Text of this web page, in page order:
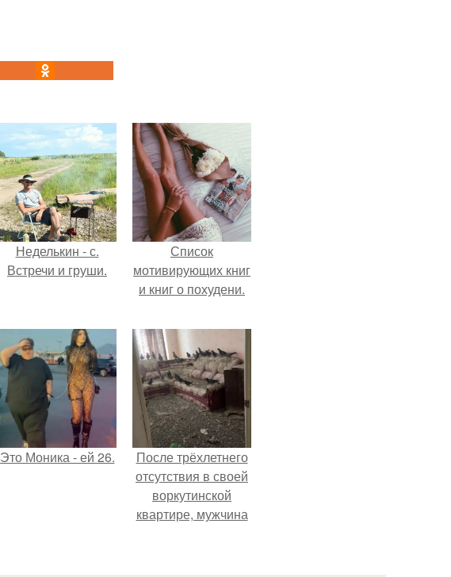
Неделькин - с.
Встречи и груши.
Список
мотивирующих книг
и книг о похудени.
Это Моника - ей 26.
После трёхлетнего
отсутствия в своей
воркутинской
квартире, мужчина
жилище стало